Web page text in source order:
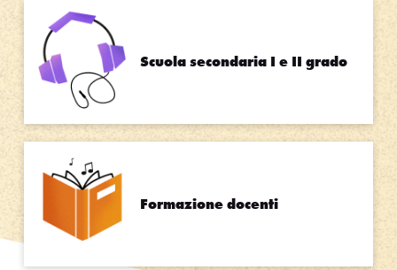
Scuola secondaria I e II grado
Formazione docenti